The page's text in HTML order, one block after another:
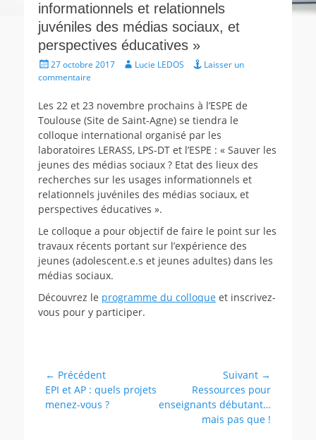
informationnels et relationnels
juvéniles des médias sociaux, et
perspectives éducatives »
Écrit
le
27 octobre 2017 AuteurLucie LEDOS
Laisser un
commentaire
Les 22 et 23 novembre prochains à l’ESPE de
Toulouse (Site de Saint-Agne) se tiendra le
colloque international organisé par les
laboratoires LERASS, LPS-DT et l’ESPE : « Sauver les
jeunes des médias sociaux ? Etat des lieux des
recherches sur les usages informationnels et
relationnels juvéniles des médias sociaux, et
perspectives éducatives ».
Le colloque a pour objectif de faire le point sur les
travaux récents portant sur l’expérience des
jeunes (adolescent.e.s et jeunes adultes) dans les
médias sociaux.
Découvrez le programme du colloque et inscrivez-
vous pour y participer.
Navigation
de
l’article
← Précédent
Article
précédent :
EPI et AP : quels projets
menez-vous ?
Suivant →
suivant :
Ressources pour
enseignants débutant…
mais pas que !